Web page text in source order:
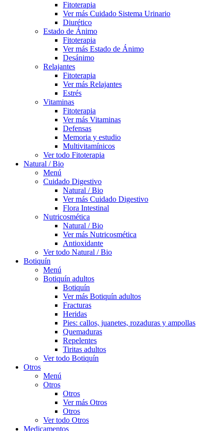
Fitoterapia
Ver más Cuidado Sistema Urinario
Diurético
Estado de Ánimo
Fitoterapia
Ver más Estado de Ánimo
Desánimo
Relajantes
Fitoterapia
Ver más Relajantes
Estrés
Vitaminas
Fitoterapia
Ver más Vitaminas
Defensas
Memoria y estudio
Multivitamínicos
Ver todo Fitoterapia
Natural / Bio
Menú
Cuidado Digestivo
Natural / Bio
Ver más Cuidado Digestivo
Flora Intestinal
Nutricosmética
Natural / Bio
Ver más Nutricosmética
Antioxidante
Ver todo Natural / Bio
Botiquín
Menú
Botiquín adultos
Botiquín
Ver más Botiquín adultos
Fracturas
Heridas
Pies: callos, juanetes, rozaduras y ampollas
Quemaduras
Repelentes
Tiritas adultos
Ver todo Botiquín
Otros
Menú
Otros
Otros
Ver más Otros
Otros
Ver todo Otros
Medicamentos